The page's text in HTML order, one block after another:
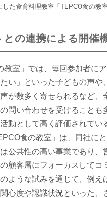
した食育料理教室「TEPCO食の教
の連携による開催
室」では、毎回参加者に
い」といった子どもの声
が数多く寄せられるなど
問い合わせを受けること
動として高く評価されてい
食の教室」は、同社に
公共性の高い事業であり
顧客層にフォーカスして
ような試みを通じて、例
心度や認識状況といった